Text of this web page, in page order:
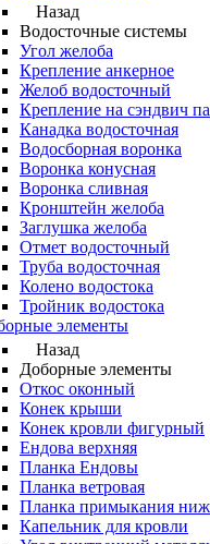
Назад
Водосточные системы
Угол желоба
Крепление анкерное
Желоб водосточный
Крепление на сэндвич
Канадка водосточная
Водосборная воронка
Воронка конусная
Воронка сливная
Кронштейн желоба
Заглушка желоба
Отмет водосточный
Труба водосточная
Колено водостока
Тройник водостока
элементы
Назад
Доборные элементы
Откос оконный
Конек крыши
Конек кровли фигурный
Ендова верхняя
Планка Ендовы
Планка ветровая
Планка примыкания
Капельник для кровли